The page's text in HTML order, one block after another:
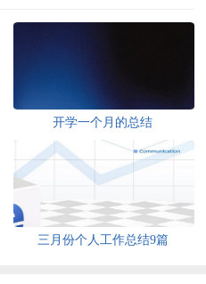
开学一个月的总结
三月份个人工作总结9篇